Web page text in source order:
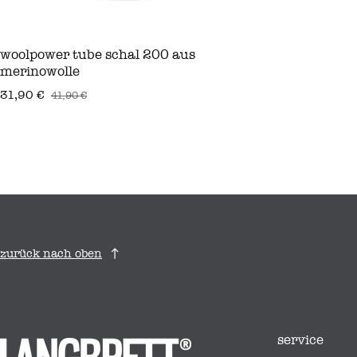
woolpower tube schal 200 aus
merinowolle
verkaufspreis
31,90 €
regulärer preis
41,90 €
zurück nach oben
service